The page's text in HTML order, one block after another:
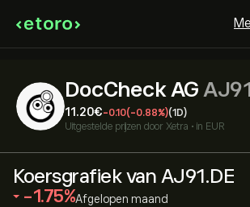
DocCheck AG
11.20‎€‎-0.10(-0.88%)(1D)
Uitgestelde prijzen door Xetra • in EUR
Koersgrafiek van AJ91.DE
‎-1.75‎ Afgelopen maand